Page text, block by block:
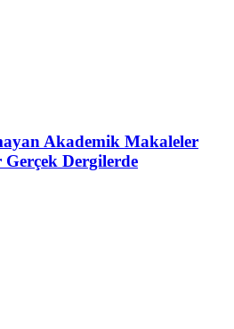
Akademik Makaleler
Dergilerde